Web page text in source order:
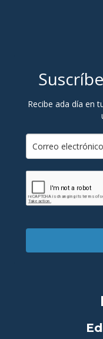
Recibe ada día en